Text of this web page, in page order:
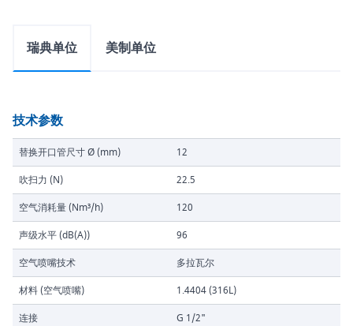
瑞典单位 美制单位
技术参数
替换开口管尺寸 Ø (mm)
12
吹扫力 (N)
22.5
空气消耗量 (Nm³/h)
120
声级水平 (dB(A))
96
空气喷嘴技术
多拉瓦尔
材料 (空气喷嘴)
1.4404 (316L)
连接
G 1/2"